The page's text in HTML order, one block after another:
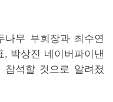
무 부회장과 최수연
박상진 네이버파이낸
석할 것으로 알려졌